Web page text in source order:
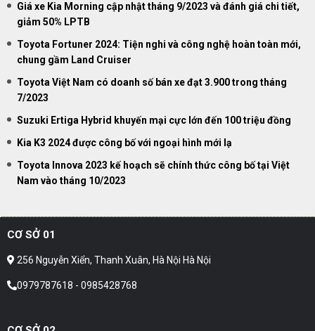
Giá xe Kia Morning cập nhật tháng 9/2023 và đánh giá chi tiết,
giảm 50% LPTB
Toyota Fortuner 2024: Tiện nghi và công nghệ hoàn toàn mới,
chung gầm Land Cruiser
Toyota Việt Nam có doanh số bán xe đạt 3.900 trong tháng
7/2023
Suzuki Ertiga Hybrid khuyến mại cực lớn đến 100 triệu đồng
Kia K3 2024 được công bố với ngoại hình mới lạ
Toyota Innova 2023 kế hoạch sẽ chính thức công bố tại Việt
Nam vào tháng 10/2023
CƠ SỞ 01
256 Nguyễn Xiển, Thanh Xuân, Hà Nội Hà Nội
0979787618 - 0985428768